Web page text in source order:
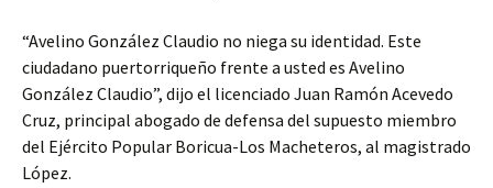
“Avelino González Claudio no niega su identidad. Este
ciudadano puertorriqueño frente a usted es Avelino
González Claudio”, dijo el licenciado Juan Ramón Acevedo
Cruz, principal abogado de defensa del supuesto miembro
del Ejército Popular Boricua-Los Macheteros, al magistrado
López.